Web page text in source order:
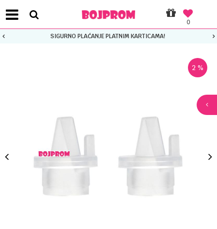
0
SIGURNO PLAĆANJE PLATNIM KARTICAMA!
2 %